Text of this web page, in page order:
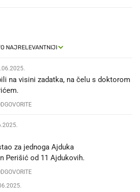
na visini zadatka, na čelu s doktorom
za jednoga Ajduka 🤣
Perišić od 11 Ajdukovih. ✅